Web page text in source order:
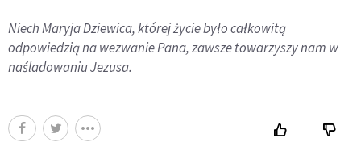
Niech Maryja Dziewica, której życie było całkowitą
odpowiedzią na wezwanie Pana, zawsze towarzyszy nam w
naśladowaniu Jezusa.